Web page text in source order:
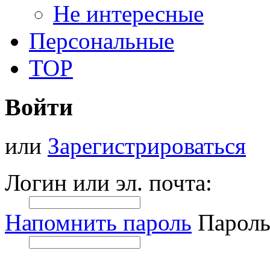
Не интересные
Персональные
TOP
Войти
или Зарегистрироваться
Логин или эл. почта:
Напомнить пароль